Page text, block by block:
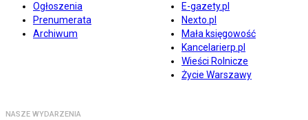
Ogłoszenia
Prenumerata
Archiwum
E-gazety.pl
Nexto.pl
Mała księgowość
Kancelarierp.pl
Wieści Rolnicze
Życie Warszawy
NASZE WYDARZENIA